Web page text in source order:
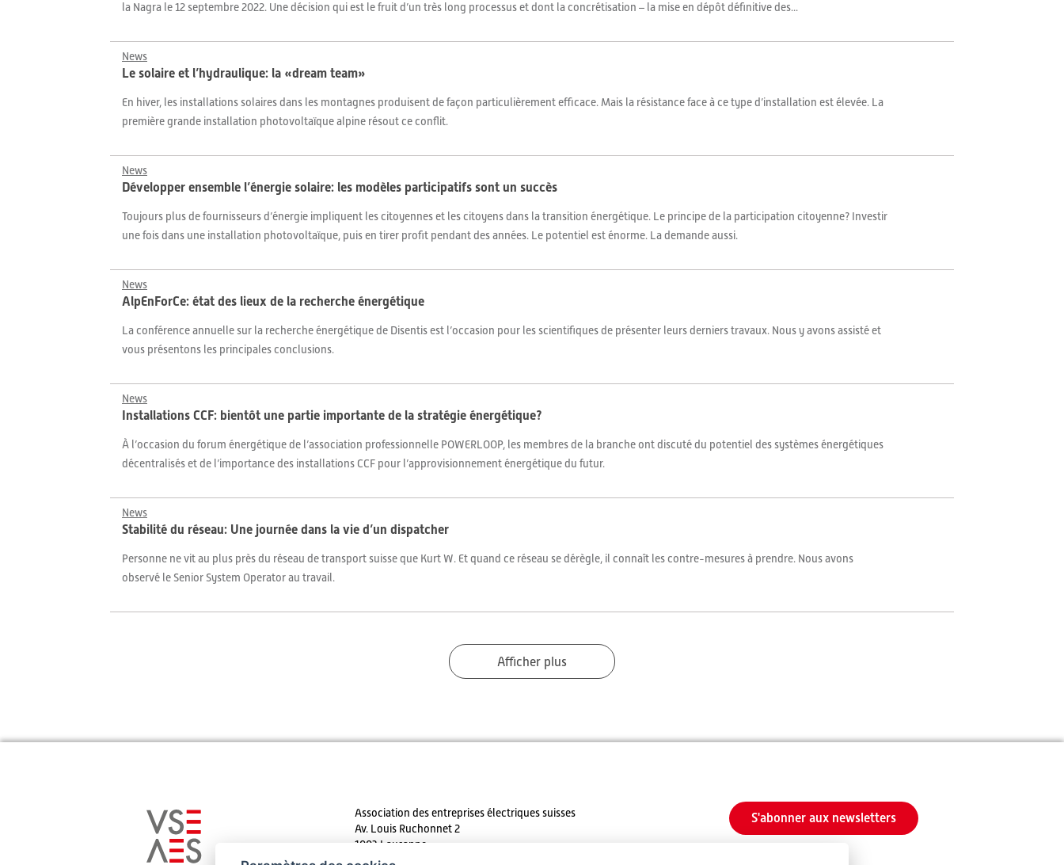
la Nagra le 12 septembre 2022. Une décision qui est le fruit d’un très long processus et dont la concrétisation – la mise en dépôt définitive des...
News
Le solaire et l’hydraulique: la «dream team»
En hiver, les installations solaires dans les montagnes produisent de façon particulièrement efficace. Mais la résistance face à ce type d’installation est élevée. La
première grande installation photovoltaïque alpine résout ce conflit.
News
Développer ensemble l’énergie solaire: les modèles participatifs sont un succès
Toujours plus de fournisseurs d’énergie impliquent les citoyennes et les citoyens dans la transition énergétique. Le principe de la participation citoyenne? Investir
une fois dans une installation photovoltaïque, puis en tirer profit pendant des années. Le potentiel est énorme. La demande aussi.
News
AlpEnForCe: état des lieux de la recherche énergétique
La conférence annuelle sur la recherche énergétique de Disentis est l’occasion pour les scientifiques de présenter leurs derniers travaux. Nous y avons assisté et
vous présentons les principales conclusions.
News
Installations CCF: bientôt une partie importante de la stratégie énergétique?
À l’occasion du forum énergétique de l’association professionnelle POWERLOOP, les membres de la branche ont discuté du potentiel des systèmes énergétiques
décentralisés et de l’importance des installations CCF pour l’approvisionnement énergétique du futur.
News
Stabilité du réseau: Une journée dans la vie d’un dispatcher
Personne ne vit au plus près du réseau de transport suisse que Kurt W. Et quand ce réseau se dérègle, il connaît les contre-mesures à prendre. Nous avons
observé le Senior System Operator au travail.
Afficher plus
Association des entreprises électriques suisses
Av. Louis Ruchonnet 2
1003 Lausanne
S'abonner aux newsletters